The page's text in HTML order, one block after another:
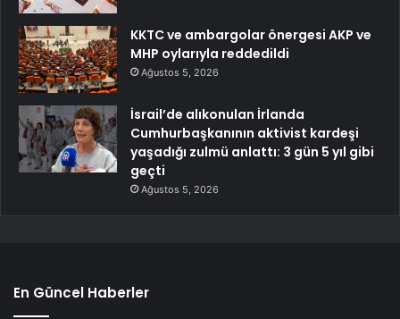
KKTC ve ambargolar önergesi AKP ve
MHP oylarıyla reddedildi
Ağustos 5, 2026
İsrail’de alıkonulan İrlanda
Cumhurbaşkanının aktivist kardeşi
yaşadığı zulmü anlattı: 3 gün 5 yıl gibi
geçti
Ağustos 5, 2026
En Güncel Haberler